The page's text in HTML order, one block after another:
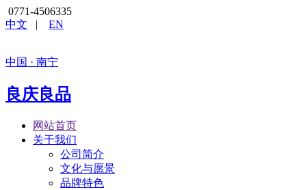
0771-4506335
中文 | EN
中国 · 南宁
良庆良品
网站首页
关于我们
公司简介
文化与愿景
品牌特色